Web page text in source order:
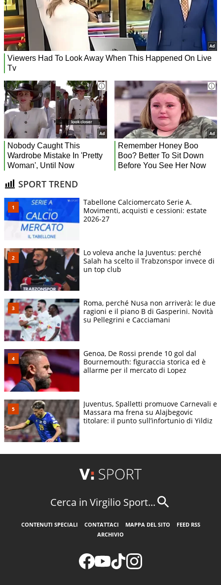
SPORT TREND
Tabellone Calciomercato Serie A.
Movimenti, acquisti e cessioni: estate
2026-27
Lo voleva anche la Juventus: perché
Salah ha scelto il Trabzonspor invece di
un top club
Roma, perché Nusa non arriverà: le due
ragioni e il piano B di Gasperini. Novità
su Pellegrini e Cacciamani
Genoa, De Rossi prende 10 gol dal
Bournemouth: figuraccia storica ed è
allarme per il mercato di Lopez
Juventus, Spalletti promuove Carnevali e
Massara ma frena su Alajbegovic
titolare: il punto sull’infortunio di Yildiz
Cerca in Virgilio Sport...
CONTENUTI SPECIALI CONTATTACI MAPPA DEL SITO
FEED RSS
ARCHIVIO